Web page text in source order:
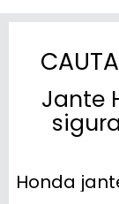
Jante
Honda